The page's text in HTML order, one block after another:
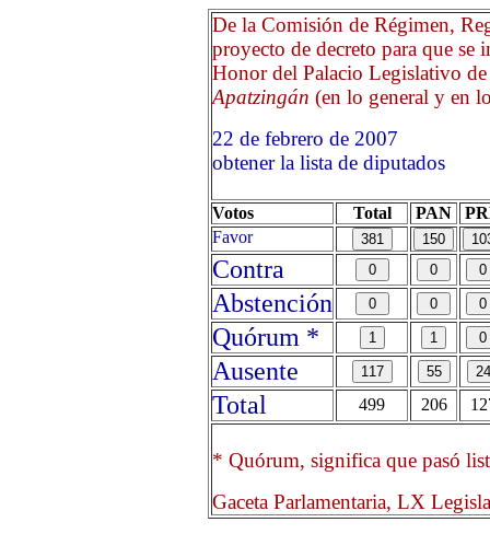
De la Comisión de Régimen,
proyecto de decreto para que se
Honor del Palacio Legislativo
Apatzingán (en lo general y en
22 de febrero de 2007
obtener la lista de diputados
Votos Total PAN
Favor
Contra
Abstención
Quórum *
Ausente
Total
499 206
* Quórum, significa que pasó
Gaceta Parlamentaria, LX